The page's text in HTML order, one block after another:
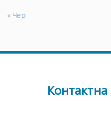
« Чер
Контактна